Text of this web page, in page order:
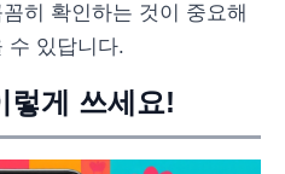
히 확인하는 것이 중요해
수 있답니다.
렇게 쓰세요!